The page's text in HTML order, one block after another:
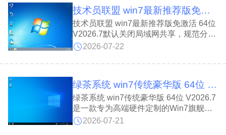
内即可完成部署，全程检测无病毒，安装
后仅占用16GB存储空间，使用前可通过
核对文件信息、MD5校验保障安全性。
技术员联盟 win7最新推荐版免激活 64位 V2026.7
技术员联盟 win7最新推荐版免激活 64位
V2026.7默认关闭局域网共享，规范分区
配置，禁止空密码访问共享。技术员联盟
统优化磁盘读写，开关机检测后台进程，
菜单与操作选项，自带硬件检测能力，自
动匹配适配驱动，兼顾数据安全、运行稳
定性与硬件兼容表现。
2026-07-22
绿茶系统 win7传统豪华版 64位 V2026.7
绿茶系统 win7传统豪华版 64位 V2026.7
是一款专为高端硬件定制的Win7旗舰系
统，深度精简启动项与服务，集万能驱动
2026-07-21